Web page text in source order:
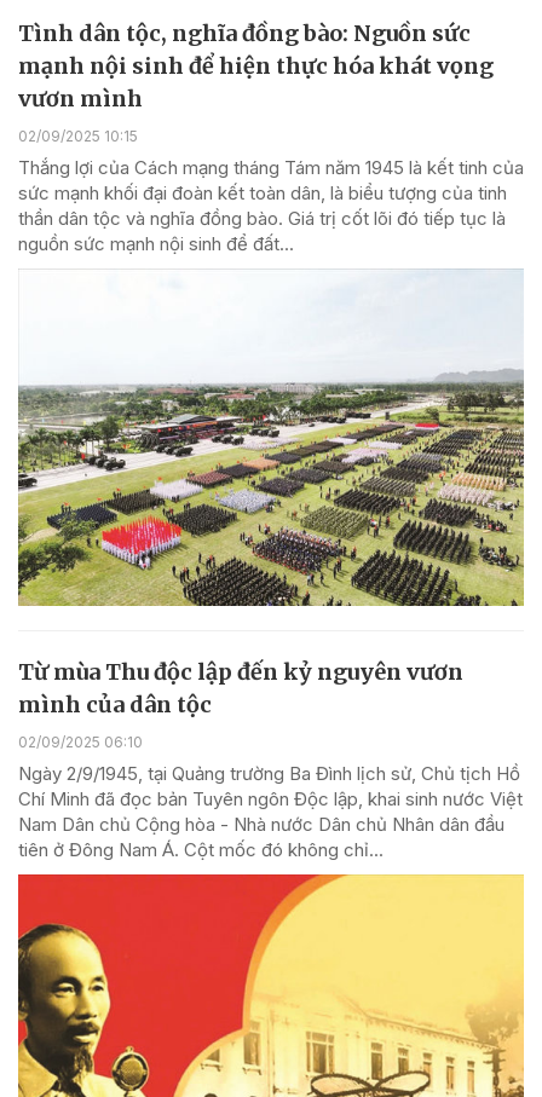
Tình dân tộc, nghĩa đồng bào: Nguồn sức
mạnh nội sinh để hiện thực hóa khát vọng
vươn mình
02/09/2025 10:15
Thắng lợi của Cách mạng tháng Tám năm 1945 là kết tinh của
sức mạnh khối đại đoàn kết toàn dân, là biểu tượng của tinh
thần dân tộc và nghĩa đồng bào. Giá trị cốt lõi đó tiếp tục là
nguồn sức mạnh nội sinh để đất...
Từ mùa Thu độc lập đến kỷ nguyên vươn
mình của dân tộc
02/09/2025 06:10
Ngày 2/9/1945, tại Quảng trường Ba Đình lịch sử, Chủ tịch Hồ
Chí Minh đã đọc bản Tuyên ngôn Độc lập, khai sinh nước Việt
Nam Dân chủ Cộng hòa - Nhà nước Dân chủ Nhân dân đầu
tiên ở Đông Nam Á. Cột mốc đó không chỉ...